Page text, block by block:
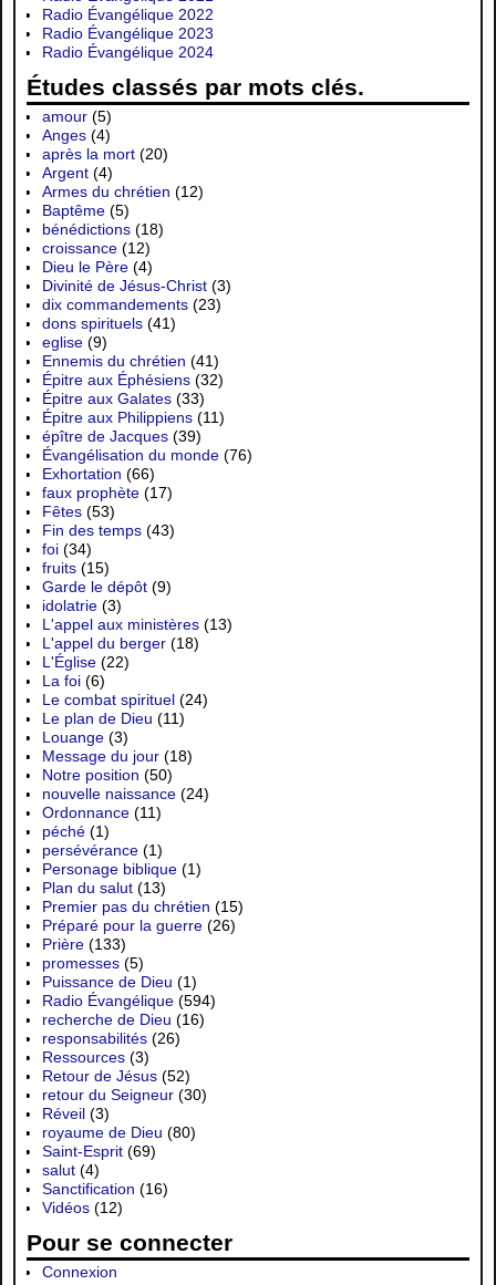
Radio Évangélique 2022
Radio Évangélique 2023
Radio Évangélique 2024
Études classés par mots clés.
amour (5)
Anges (4)
après la mort (20)
Argent (4)
Armes du chrétien (12)
Baptême (5)
bénédictions (18)
croissance (12)
Dieu le Père (4)
Divinité de Jésus-Christ (3)
dix commandements (23)
dons spirituels (41)
eglise (9)
Ennemis du chrétien (41)
Épitre aux Éphésiens (32)
Épitre aux Galates (33)
Épitre aux Philippiens (11)
épître de Jacques (39)
Évangélisation du monde (76)
Exhortation (66)
faux prophète (17)
Fêtes (53)
Fin des temps (43)
foi (34)
fruits (15)
Garde le dépôt (9)
idolatrie (3)
L'appel aux ministères (13)
L'appel du berger (18)
L'Église (22)
La foi (6)
Le combat spirituel (24)
Le plan de Dieu (11)
Louange (3)
Message du jour (18)
Notre position (50)
nouvelle naissance (24)
Ordonnance (11)
péché (1)
persévérance (1)
Personage biblique (1)
Plan du salut (13)
Premier pas du chrétien (15)
Préparé pour la guerre (26)
Prière (133)
promesses (5)
Puissance de Dieu (1)
Radio Évangélique (594)
recherche de Dieu (16)
responsabilités (26)
Ressources (3)
Retour de Jésus (52)
retour du Seigneur (30)
Réveil (3)
royaume de Dieu (80)
Saint-Esprit (69)
salut (4)
Sanctification (16)
Vidéos (12)
Pour se connecter
Connexion